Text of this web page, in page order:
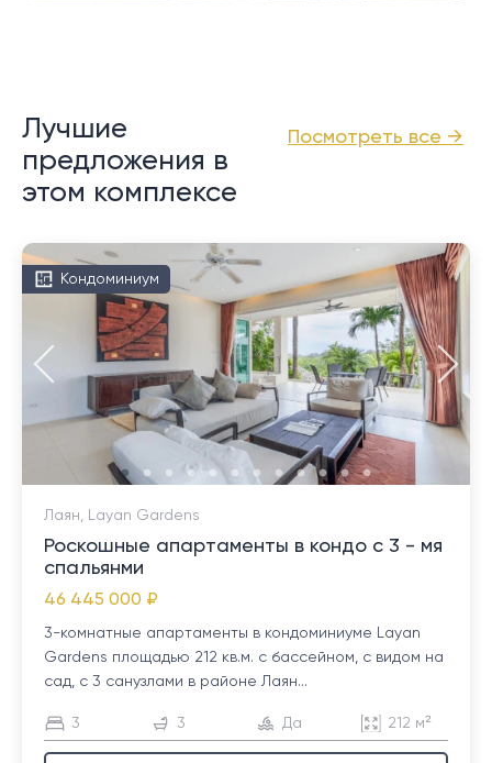
Посмотреть все →
Лучшие
предложения в
этом комплексе
Кондоминиум
Лаян, Layan Gardens
Роскошные апартаменты в кондо с 3 - мя
спальянми
46 445 000 ₽
3-комнатные апартаменты в кондоминиуме Layan
Gardens площадью 212 кв.м. с бассейном, с видом на
сад, с 3 санузлами в районе Лаян...
3 3 Да 212 м²